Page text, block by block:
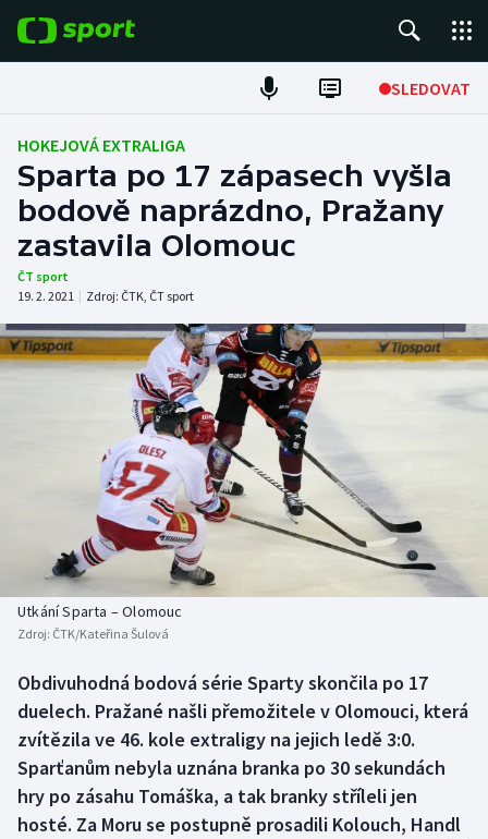
SLEDOVAT
Fotbal
Hokej
Tenis
Atletika
Cyklistika
DALŠÍ SPORTY
Americký fotbal
Baseball a softbal
Basketbal
Biatlon
Box
Curling
Dostihy
NEPŘEHLÉDNĚTE
Soutěže
Historické návraty
Aplikace ČT sport
HOKEJOVÁ EXTRALIGA
Sparta po 17 zápasech vyšla
bodově naprázdno, Pražany
zastavila Olomouc
ČT sport
19. 2. 2021 | Zdroj: ČTK, ČT sport
Utkání Sparta – Olomouc
Zdroj: ČTK/Kateřina Šulová
Obdivuhodná bodová série Sparty skončila po 17
duelech. Pražané našli přemožitele v Olomouci, která
zvítězila ve 46. kole extraligy na jejich ledě 3:0.
Sparťanům nebyla uznána branka po 30 sekundách
hry po zásahu Tomáška, a tak branky stříleli jen
hosté. Za Moru se postupně prosadili Kolouch, Handl